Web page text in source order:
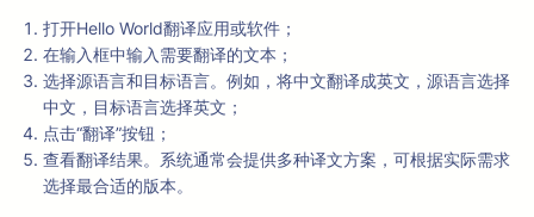
打开Hello World翻译应用或软件；
在输入框中输入需要翻译的文本；
选择源语言和目标语言。例如，将中文翻译成英文，源语言选择
中文，目标语言选择英文；
点击“翻译”按钮；
查看翻译结果。系统通常会提供多种译文方案，可根据实际需求
选择最合适的版本。